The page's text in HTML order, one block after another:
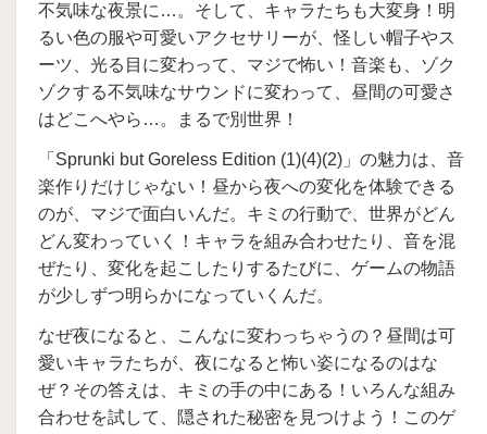
不気味な夜景に…。そして、キャラたちも大変身！明
るい色の服や可愛いアクセサリーが、怪しい帽子やス
ーツ、光る目に変わって、マジで怖い！音楽も、ゾク
ゾクする不気味なサウンドに変わって、昼間の可愛さ
はどこへやら…。まるで別世界！
「Sprunki but Goreless Edition (1)(4)(2)」の魅力は、音
楽作りだけじゃない！昼から夜への変化を体験できる
のが、マジで面白いんだ。キミの行動で、世界がどん
どん変わっていく！キャラを組み合わせたり、音を混
ぜたり、変化を起こしたりするたびに、ゲームの物語
が少しずつ明らかになっていくんだ。
なぜ夜になると、こんなに変わっちゃうの？昼間は可
愛いキャラたちが、夜になると怖い姿になるのはな
ぜ？その答えは、キミの手の中にある！いろんな組み
合わせを試して、隠された秘密を見つけよう！このゲ